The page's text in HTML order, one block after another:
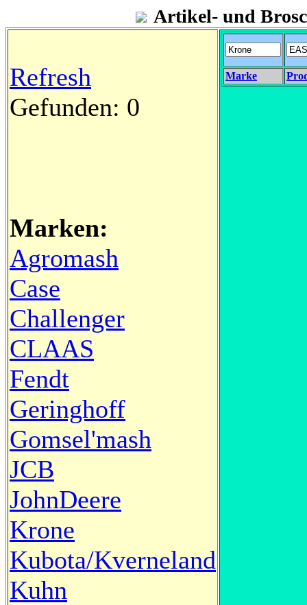
Artikel- und
Refresh
Gefunden: 0
Marken:
Agromash
Case
Challenger
CLAAS
Fendt
Geringhoff
Gomsel'mash
JCB
JohnDeere
Krone
Kubota/Kverneland
Kuhn
Marke